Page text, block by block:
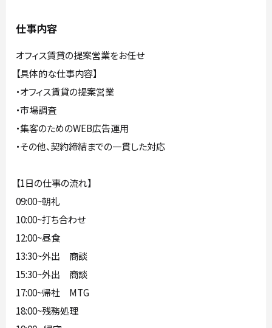
仕事内容
オフィス賃貸の提案営業をお任せ
【具体的な仕事内容】
・オフィス賃貸の提案営業
・市場調査
・集客のためのWEB広告運用
・その他、契約締結までの一貫した対応
【1日の仕事の流れ】
09:00~朝礼
10:00~打ち合わせ
12:00~昼食
13:30~外出 商談
15:30~外出 商談
17:00~帰社 MTG
18:00~残務処理